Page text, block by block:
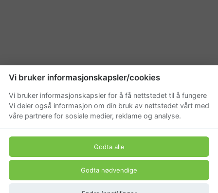
Vi bruker informasjonskapsler/cookies
Vi bruker informasjonskapsler for å få nettstedet til å fungere
Vi deler også informasjon om din bruk av nettstedet vårt med
våre partnere for sosiale medier, reklame og analyse.
Godta alle
Godta nødvendige